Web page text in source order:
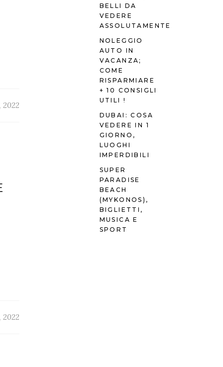
2022
2022
BELLI DA
VEDERE
ASSOLUTAMENTE
NOLEGGIO
AUTO IN
VACANZA;
COME
RISPARMIARE
+ 10 CONSIGLI
UTILI !
DUBAI: COSA
VEDERE IN 1
GIORNO,
LUOGHI
IMPERDIBILI
SUPER
PARADISE
BEACH
(MYKONOS),
BIGLIETTI,
MUSICA E
SPORT